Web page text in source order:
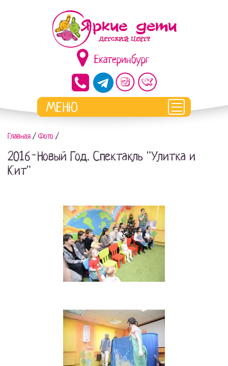
Екатеринбург
Главная / Фото /
2016-Новый Год. Спектакль "Улитка и
Кит"